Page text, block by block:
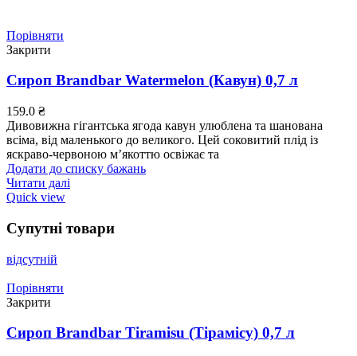
Порівняти
Закрити
Сироп Brandbar Watermelon (Кавун) 0,7 л
159.0 ₴
Дивовижна гігантська ягода кавун улюблена та шанована
всіма, від маленького до великого. Цей соковитий плід із
яскраво-червоною м’якоттю освіжає та
Додати до списку бажань
Читати далі
Quick view
Супутні товари
відсутній
Порівняти
Закрити
Сироп Brandbar Tiramisu (Тірамісу) 0,7 л